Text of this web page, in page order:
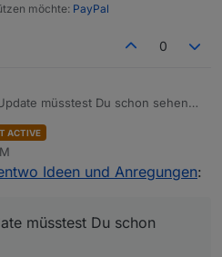
möchte: PayPal
0
müsstest Du schon sehen
ACTIVE
Ideen und Anregungen:
müsstest Du schon